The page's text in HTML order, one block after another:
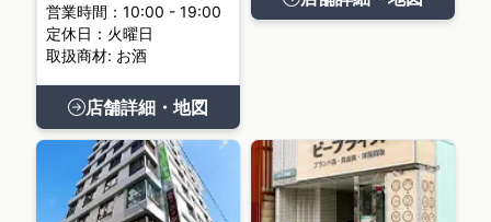
営業時間：10:00 - 19:00
定休日：火曜日
取扱商材: お酒
店舗詳細・地図